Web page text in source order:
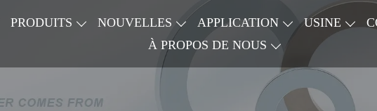
PRODUITS NOUVELLES APPLICATION USINE
À PROPOS DE NOUS